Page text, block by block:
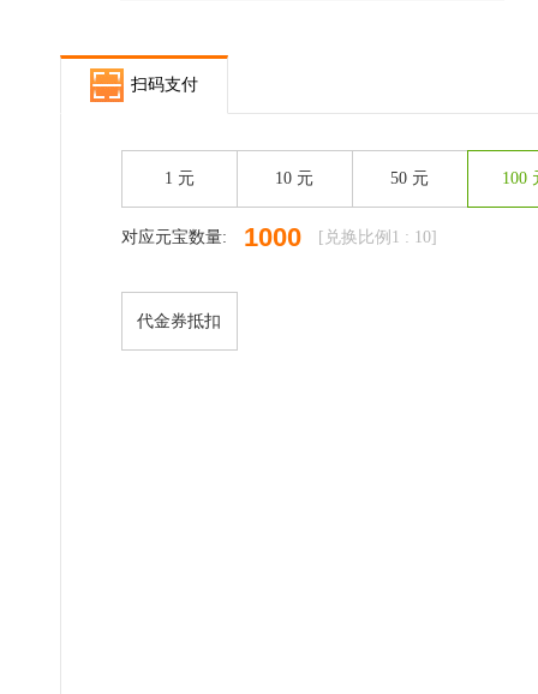
扫码支付
1 元 10 元 50 元 100
对应元宝数量: 1000 [兑换比例1 : 10]
代金券抵扣